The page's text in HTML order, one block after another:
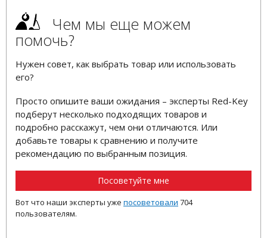
Чем мы еще можем
помочь?
Нужен совет, как выбрать товар или использовать
его?
Просто опишите ваши ожидания – эксперты Red-Key
подберут несколько подходящих товаров и
подробно расскажут, чем они отличаются. Или
добавьте товары к сравнению и получите
рекомендацию по выбранным позиция.
Посоветуйте мне
Вот что наши эксперты уже посоветовали 704
пользователям.